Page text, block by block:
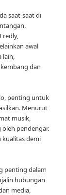
saat-saat di
awal
dan
penting untuk
Menurut
musik,
oleh pendengar.
kualitas demi
penting dalam
hubungan
media,